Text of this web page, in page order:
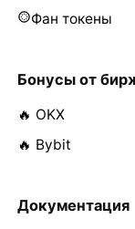
Фан токены
Бонусы от
🔥 OKX
🔥 Bybit
Документация